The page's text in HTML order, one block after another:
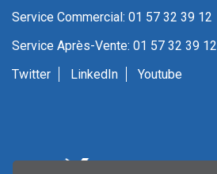
Service Commercial: 01 57 32 39 12
Service Après-Vente: 01 57 32 39 12
Twitter
LinkedIn Youtube